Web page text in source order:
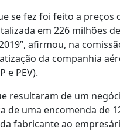
se fez foi feito a preços
em 226 milhões
afirmou, na
da companhia
e PEV).
resultaram de um
uma encomenda de
fabricante ao